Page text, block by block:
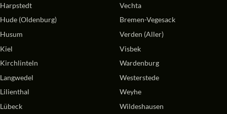
Harpstedt
Hude (Oldenburg)
Husum
Kiel
Kirchlinteln
Langwedel
Lilienthal
Lübeck
Vechta
Bremen-Vegesack
Verden (Aller)
Visbek
Wardenburg
Westerstede
Weyhe
Wildeshausen